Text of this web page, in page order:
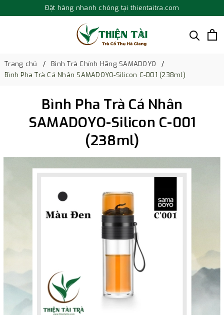
Đặt hàng nhanh chóng tại thientaitra.com
Trang chủ
Bình Trà Chính Hãng SAMADOYO
Bình Pha Trà Cá Nhân SAMADOYO-Silicon C-001 (238ml)
Bình Pha Trà Cá Nhân
SAMADOYO-Silicon C-001
(238ml)